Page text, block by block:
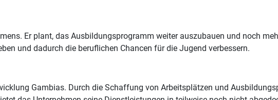
Er plant, das Ausbildungsprogramm weiter auszubauen und noch
und dadurch die beruflichen Chancen für die Jugend verbessern.
Gambias. Durch die Schaffung von Arbeitsplätzen und